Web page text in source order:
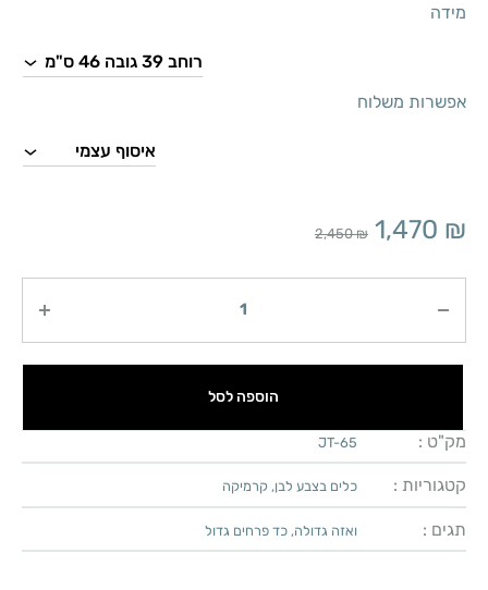
מידה
אפשרות משלוח
1,470 ₪
2,450₪
הוספה לסל
מק"ט : JT-65
קטגוריות : כלים בצבע לבן, קרמיקה
תגים : ואזה גדולה, כד פרחים גדול